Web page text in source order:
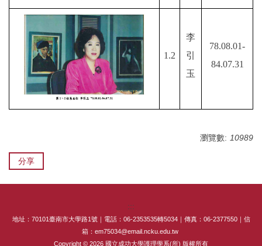
1.2
李
引
玉
78.08.01-
84.07.31
瀏覽數: 10989
分享
:::
地址：70101臺南市大學路1號｜電話：06-2353535轉5034｜傳真：06-2377550｜信
箱：em75034@email.ncku.edu.tw
Copyright © 2026 國立成功大學護理學系(所) 版權所有